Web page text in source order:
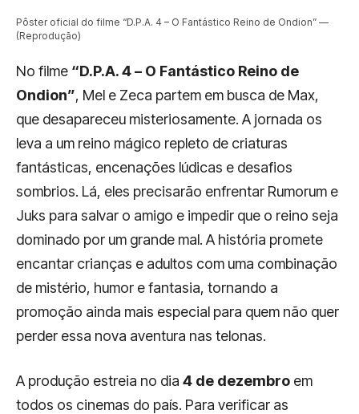
Pôster oficial do filme “D.P.A. 4 – O Fantástico Reino de Ondion” —
(Reprodução)
No filme “D.P.A. 4 – O Fantástico Reino de
Ondion”, Mel e Zeca partem em busca de Max,
que desapareceu misteriosamente. A jornada os
leva a um reino mágico repleto de criaturas
fantásticas, encenações lúdicas e desafios
sombrios. Lá, eles precisarão enfrentar Rumorum e
Juks para salvar o amigo e impedir que o reino seja
dominado por um grande mal. A história promete
encantar crianças e adultos com uma combinação
de mistério, humor e fantasia, tornando a
promoção ainda mais especial para quem não quer
perder essa nova aventura nas telonas.
A produção estreia no dia 4 de dezembro em
todos os cinemas do país. Para verificar as